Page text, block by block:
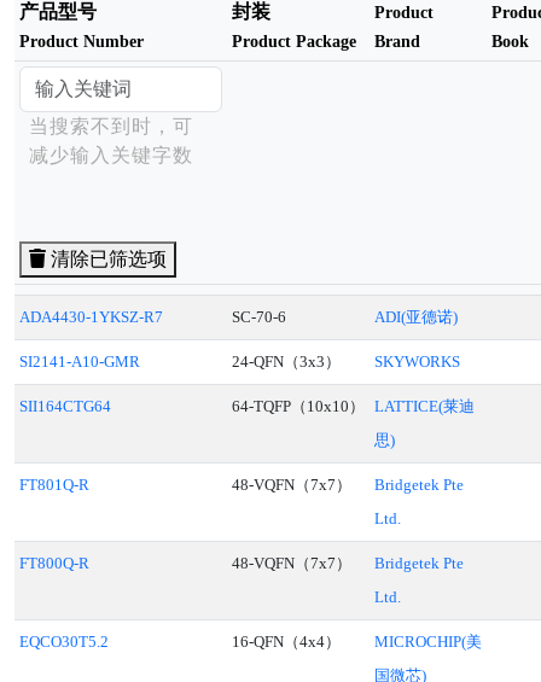
产品型号
Product Number
封装
Product Package
Product
Brand
Book
当搜索不到时，可
减少输入关键字数
清除已筛选项
ADA4430-1YKSZ-R7 SC-70-6 ADI(亚德诺)
SI2141-A10-GMR 24-QFN（3x3） SKYWORKS
SII164CTG64 64-TQFP（10x10）
LATTICE(莱迪
思)
FT801Q-R 48-VQFN（7x7）
Bridgetek Pte
Ltd.
FT800Q-R 48-VQFN（7x7）
Bridgetek Pte
Ltd.
EQCO30T5.2 16-QFN（4x4）
MICROCHIP(美
国微芯)